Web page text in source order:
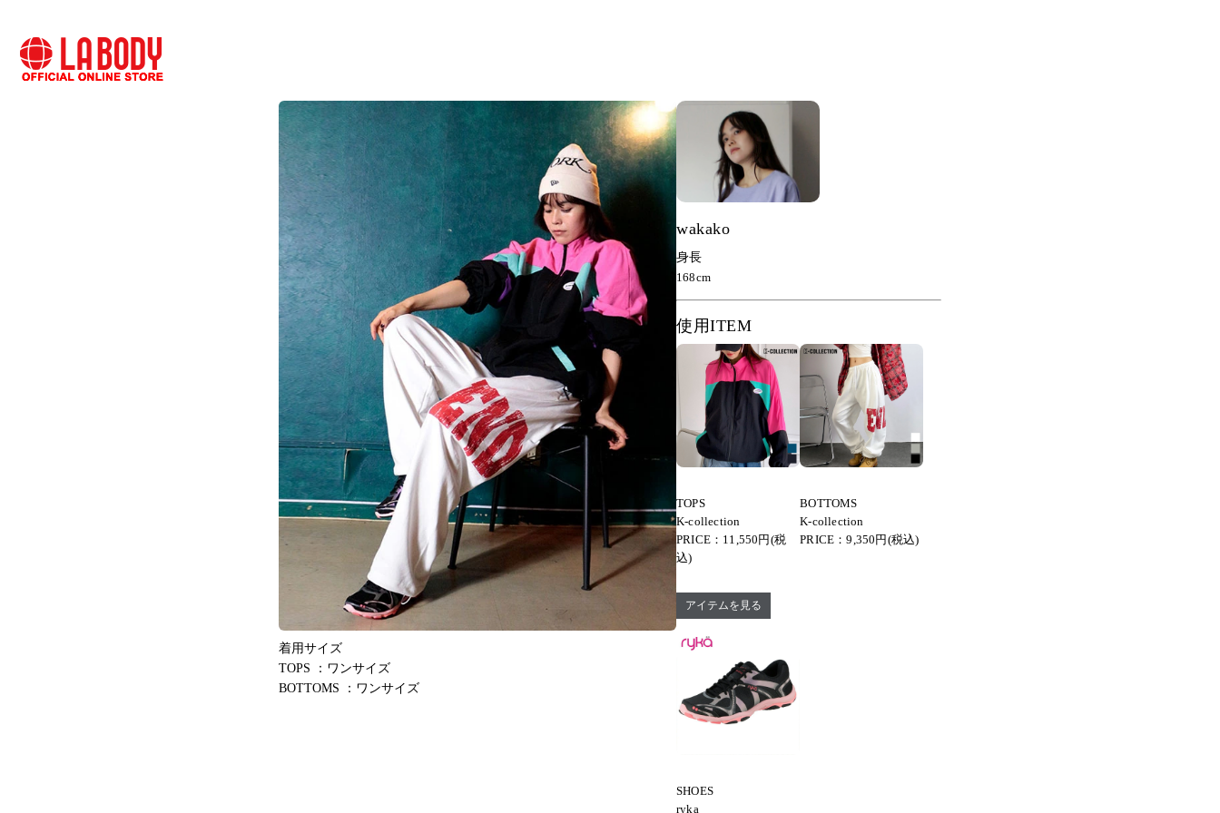
着用サイズ
TOPS ：ワンサイズ
BOTTOMS ：ワンサイズ
wakako
身長
168cm
使用ITEM
TOPS
K-collection
PRICE：11,550円(税
込)
アイテムを見る
BOTTOMS
K-collection
PRICE：9,350円(税込)
SHOES
ryka